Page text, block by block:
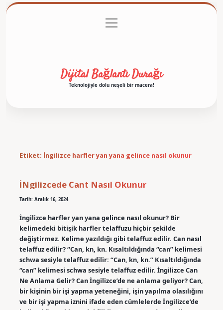
Gizlilik Politikası
menüyü
aç
Dijital Bağlantı Durağı
Teknolojiyle dolu neşeli bir macera!
Etiket: İngilizce harfler yan yana gelince nasıl okunur
İNgilizcede Cant Nasıl Okunur
Tarih: Aralık 16, 2024
İngilizce harfler yan yana gelince nasıl okunur? Bir
kelimedeki bitişik harfler telaffuzu hiçbir şekilde
değiştirmez. Kelime yazıldığı gibi telaffuz edilir. Can nasıl
telaffuz edilir? “Can, kn, kn. Kısaltıldığında “can” kelimesi
schwa sesiyle telaffuz edilir: “Can, kn, kn.” Kısaltıldığında
“can” kelimesi schwa sesiyle telaffuz edilir. İngilizce Can
Ne Anlama Gelir? Can İngilizce’de ne anlama geliyor? Can,
bir kişinin bir işi yapma yeteneğini, işin yapılma olasılığını
ve bir işi yapma iznini ifade eden cümlelerde İngilizce’de